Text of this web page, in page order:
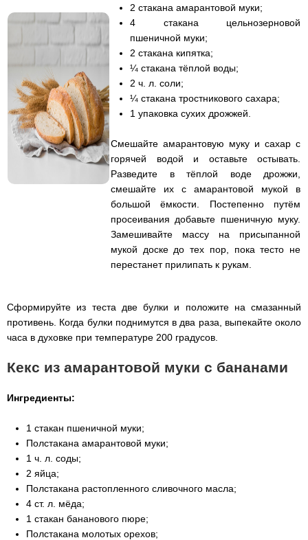
2 стакана амарантовой муки;
4 стакана цельнозерновой
пшеничной муки;
2 стакана кипятка;
¼ стакана тёплой воды;
2 ч. л. соли;
¼ стакана тростникового сахара;
1 упаковка сухих дрожжей.
Смешайте амарантовую муку и сахар с
горячей водой и оставьте остывать.
Разведите в тёплой воде дрожжи,
смешайте их с амарантовой мукой в
большой ёмкости. Постепенно путём
просеивания добавьте пшеничную муку.
Замешивайте массу на присыпанной
мукой доске до тех пор, пока тесто не
перестанет прилипать к рукам.
Сформируйте из теста две булки и положите на смазанный
противень. Когда булки поднимутся в два раза, выпекайте около
часа в духовке при температуре 200 градусов.
Кекс из амарантовой муки с бананами
Ингредиенты:
1 стакан пшеничной муки;
Полстакана амарантовой муки;
1 ч. л. соды;
2 яйца;
Полстакана растопленного сливочного масла;
4 ст. л. мёда;
1 стакан бананового пюре;
Полстакана молотых орехов;